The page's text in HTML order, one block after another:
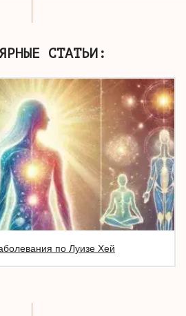
СТАТЬИ:
по Луизе Хей